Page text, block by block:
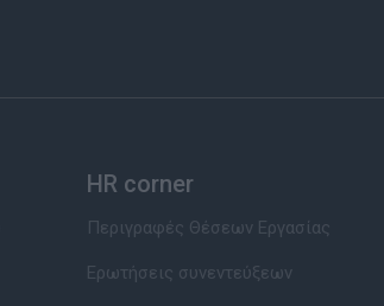
HR corner
Περιγραφές Θέσεων Εργασίας
Ερωτήσεις συνεντεύξεων